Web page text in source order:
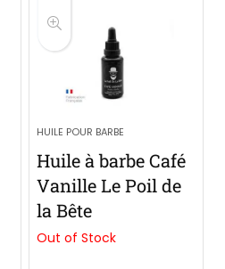
HUILE POUR BARBE
Huile à barbe Café
Vanille Le Poil de
la Bête
Out of Stock